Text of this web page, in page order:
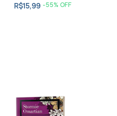
R$15,99 -55% OFF